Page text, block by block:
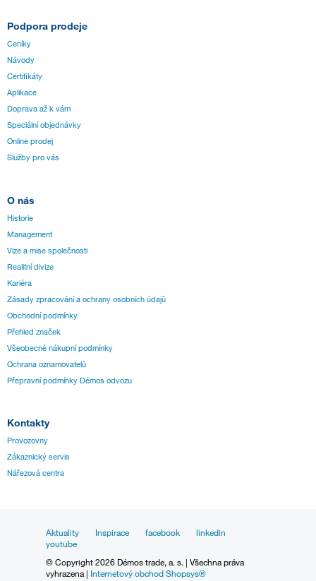
Podpora prodeje
Ceníky
Návody
Certifikáty
Aplikace
Doprava až k vám
Speciální objednávky
Online prodej
Služby pro vás
O nás
Historie
Management
Vize a mise společnosti
Realitní divize
Kariéra
Zásady zpracování a ochrany osobních údajů
Obchodní podmínky
Přehled značek
Všeobecné nákupní podmínky
Ochrana oznamovatelů
Přepravní podmínky Démos odvozu
Kontakty
Provozovny
Zákaznický servis
Nářezová centra
Aktuality Inspirace facebook
linkedin
youtube
© Copyright 2026 Démos trade, a. s. | Všechna práva
vyhrazena | Internetový obchod Shopsys®